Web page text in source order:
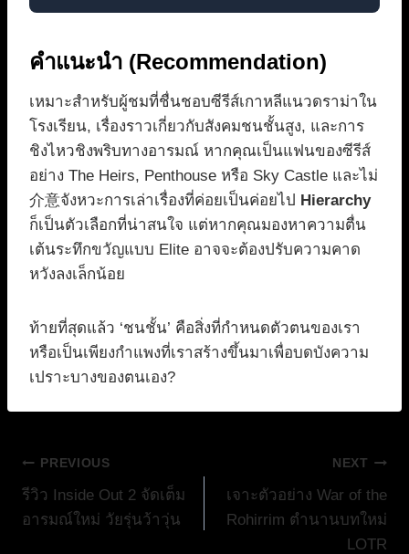
คำแนะนำ (Recommendation)
เหมาะสำหรับผู้ชมที่ชื่นชอบซีรีส์เกาหลีแนวดราม่าใน
โรงเรียน, เรื่องราวเกี่ยวกับสังคมชนชั้นสูง, และการ
ชิงไหวชิงพริบทางอารมณ์ หากคุณเป็นแฟนของซีรีส์
อย่าง The Heirs, Penthouse หรือ Sky Castle และไม่
介意จังหวะการเล่าเรื่องที่ค่อยเป็นค่อยไป Hierarchy
ก็เป็นตัวเลือกที่น่าสนใจ แต่หากคุณมองหาความตื่น
เต้นระทึกขวัญแบบ Elite อาจจะต้องปรับความคาด
หวังลงเล็กน้อย
ท้ายที่สุดแล้ว ‘ชนชั้น’ คือสิ่งที่กำหนดตัวตนของเรา
หรือเป็นเพียงกำแพงที่เราสร้างขึ้นมาเพื่อบดบังความ
เปราะบางของตนเอง?
แนะแนว
เรื่อง
PREVIOUS
รีวิว Inside Out 2 จัดเต็ม
อารมณ์ใหม่ วัยรุ่นว้าวุ่น
NEXT
เจาะตัวอย่าง War of the
Rohirrim ตำนานบทใหม่
LOTR